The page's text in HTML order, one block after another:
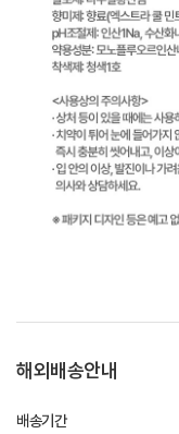
해외배송안내
배송기간